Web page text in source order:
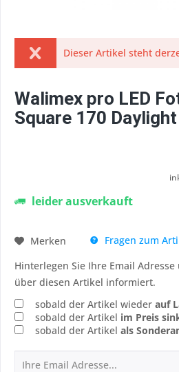
Dieser Artikel steht
Walimex pro LED
Square 170
leider ausverkauft
Merken
Fragen zum
Hinterlegen Sie Ihre Email
über diesen Artikel informiert.
sobald der Artikel wieder auf
sobald der Artikel im Preis
sobald der Artikel als